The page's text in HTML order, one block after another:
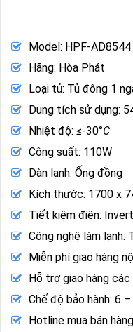
Model: HPF-AD8544
Hãng: Hòa Phát
Loại tủ: Tủ đông 1
Dung tích sử dụng:
Nhiệt độ: ≤-30°C
Công suất: 110W
Dàn lạnh: Ống đồng
Kích thước: 1700 x
Tiết kiệm điện:
Công nghệ làm lạnh:
Miễn phí giao hàng
Hỗ trợ giao hàng
Chế độ bảo hành: 6
Hotline mua bán